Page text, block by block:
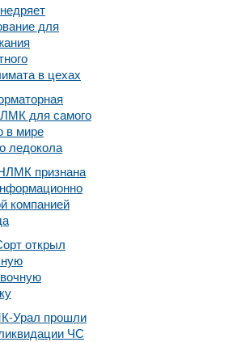
для
в цехах
для самого
в мире
ледокола
признана
компанией
открыл
Урал прошли
ЧС